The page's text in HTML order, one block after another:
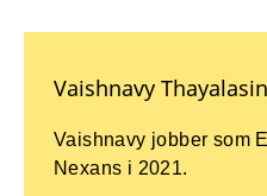
Vaishnavy
Vaishnavy jobber som
Nexans i 2021.